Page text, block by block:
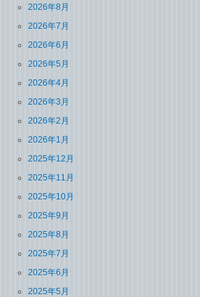
2026年8月
2026年7月
2026年6月
2026年5月
2026年4月
2026年3月
2026年2月
2026年1月
2025年12月
2025年11月
2025年10月
2025年9月
2025年8月
2025年7月
2025年6月
2025年5月